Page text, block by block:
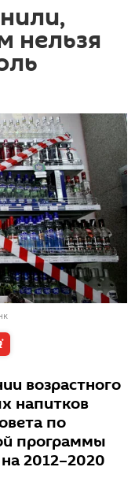
нельзя
возрастного
напитков
по
программы
2012–2020